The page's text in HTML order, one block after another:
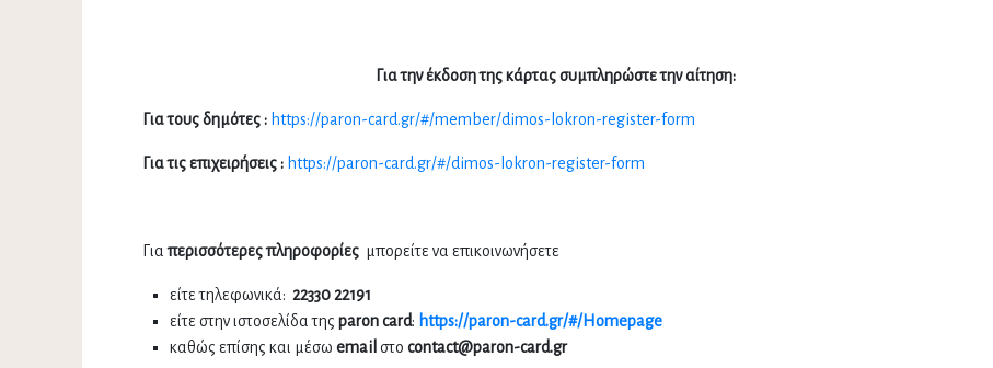
Για την έκδοση της κάρτας συμπληρώστε την αίτηση:
Για τους δημότες : https://paron-card.gr/#/member/dimos-lokron-register-form
Για τις επιχειρήσεις : https://paron-card.gr/#/dimos-lokron-register-form
Γιαπερισσότερες πληροφορίες μπορείτε να επικοινωνήσετε
είτε τηλεφωνικά: 22330 22191
είτε στην ιστοσελίδα της paron card: https://paron-card.gr/#/Homepage
καθώς επίσης και μέσω email στο contact@paron-card.gr